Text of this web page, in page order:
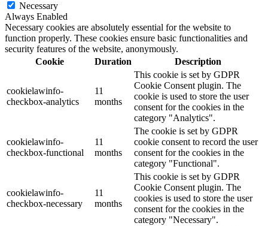
Necessary
Always Enabled
Necessary cookies are absolutely essential for the website to
function properly. These cookies ensure basic functionalities and
security features of the website, anonymously.
Cookie
Duration Description
cookielawinfo-
checkbox-analytics
11
months
This cookie is set by GDPR
Cookie Consent plugin. The
cookie is used to store the user
consent for the cookies in the
category "Analytics".
cookielawinfo-
checkbox-functional
11
months
The cookie is set by GDPR
cookie consent to record the user
consent for the cookies in the
category "Functional".
cookielawinfo-
checkbox-necessary
11
months
This cookie is set by GDPR
Cookie Consent plugin. The
cookies is used to store the user
consent for the cookies in the
category "Necessary".